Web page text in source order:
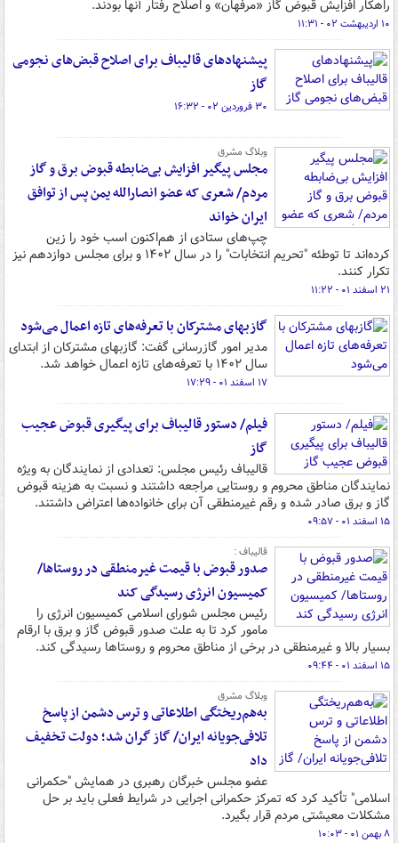
راهکار افزایش قبوض گاز «مرفهان» و اصلاح رفتار آنها بودند.
۱۰ اردیبهشت ۰۲ - ۱۱:۳۱
پیشنهادهای قالیباف برای اصلاح قبض‌های نجومی
گاز
۳۰ فروردین ۰۲ - ۱۶:۳۲
وبلاگ مشرق
مجلس پیگیر افزایش بی‌ضابطه قبوض برق و گاز
مردم/ شعری که عضو انصارالله یمن پس از توافق
ایران خواند
چپ‌های ستادی از هم‌اکنون اسب خود را زین
کرده‌اند تا توطئه "تحریم انتخابات" را در سال ۱۴۰۲ و برای مجلس دوازدهم نیز
تکرار کنند.
۲۱ اسفند ۰۱ - ۱۱:۲۲
گازبهای مشترکان با تعرفه‌های تازه اعمال می‌شود
مدیر امور گازرسانی گفت: گازبهای مشترکان از ابتدای
سال ۱۴۰۲ با تعرفه‌های تازه اعمال خواهد شد.
۱۷ اسفند ۰۱ - ۱۷:۲۹
فیلم/ دستور قالیباف برای پیگیری قبوض عجیب
گاز
قالیباف رئیس مجلس: تعدادی از نمایندگان به ویژه
نمایندگان مناطق محروم و روستایی مراجعه داشتند و نسبت به هزینه قبوض
گاز و برق صادر شده و رقم غیرمنطقی آن برای خانواده‌ها اعتراض داشتند.
۱۵ اسفند ۰۱ - ۰۹:۵۷
قالیباف :
صدور قبوض با قیمت غیرمنطقی در روستاها/
کمیسیون انرژی رسیدگی کند
رئیس مجلس شورای اسلامی کمیسیون انرژی را
مامور کرد تا به علت صدور قبوض گاز و برق با ارقام
بسیار بالا و غیرمنطقی در برخی از مناطق محروم و روستاها رسیدگی کند.
۱۵ اسفند ۰۱ - ۰۹:۴۴
وبلاگ مشرق
به‌هم‌ریختگی اطلاعاتی و ترس دشمن از پاسخ
تلافی‌جویانه ایران/ گاز گران شد؛ دولت تخفیف
داد
عضو مجلس خبرگان رهبری در همایش "حکمرانی
اسلامی" تأکید کرد که تمرکز حکمرانی اجرایی در شرایط فعلی باید بر حل
مشکلات معیشتی مردم قرار بگیرد.
۸ بهمن ۰۱ - ۱۰:۰۳